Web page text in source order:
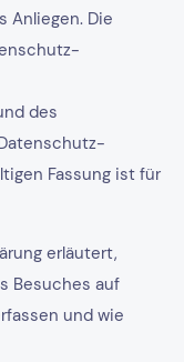
Anliegen. Die
des
Fassung ist für
erläutert,
Besuches auf
und wie